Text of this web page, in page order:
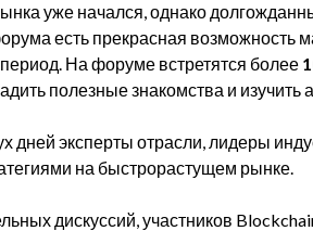
уже начался, однако
есть прекрасная возможность
На форуме встретятся более
полезные знакомства и
дней эксперты отрасли, лидеры
на быстрорастущем рынке.
дискуссий, участников